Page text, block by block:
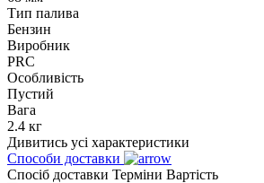
Тип палива
Бензин
Виробник
PRC
Особливість
Пустий
Вага
2.4 кг
Дивитись усі характеристики
Способи доставки
Спосіб доставки Терміни Вартість